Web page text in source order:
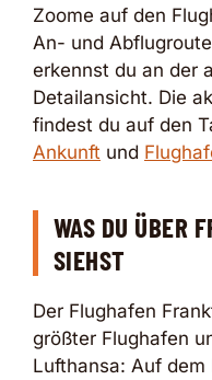
Zoome auf den
An- und
erkennst du an der
Detailansicht. Die
findest du auf den
Ankunft und
WAS DU ÜBER
SIEHST
Der Flughafen
größter Flughafen
Lufthansa: Auf